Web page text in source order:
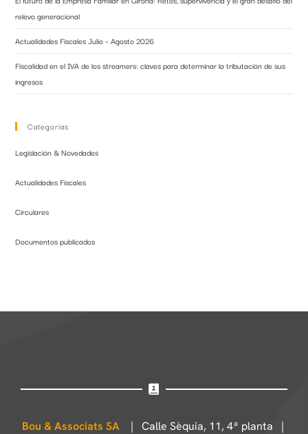
relevo generacional
Actualidades Fiscales Julio – Agosto 2026
Fiscalidad en el IVA de los streamers: claves para determinar la tributación de sus
ingresos
Categorías
Legislación & Novedades
Actualidades Fiscales
Circulares
Documentos publicados
Bou & Associats SA
| Calle Sèquia, 11, 4ª planta |